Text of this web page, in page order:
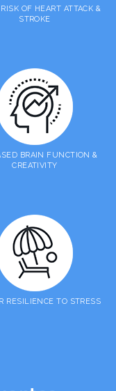
OF HEART ATTACK &
STROKE
BRAIN FUNCTION &
CREATIVITY
RESILIENCE TO STRESS